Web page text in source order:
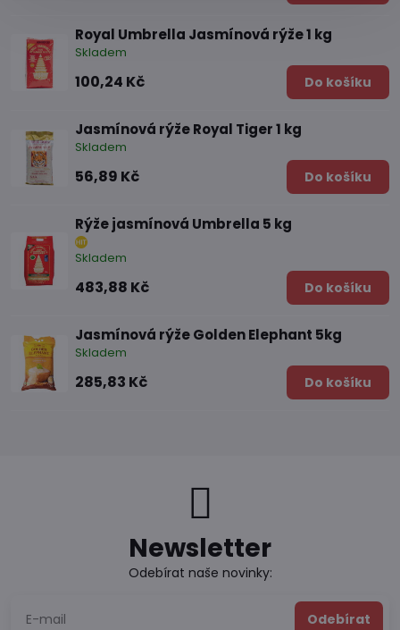
Royal Umbrella Jasmínová rýže 1 kg
Skladem
100,24 Kč Do košíku
Jasmínová rýže Royal Tiger 1 kg
Skladem
56,89 Kč Do košíku
Rýže jasmínová Umbrella 5 kg
Skladem
483,88 Kč Do košíku
Jasmínová rýže Golden Elephant 5kg
Skladem
285,83 Kč Do košíku
Newsletter
Odebírat naše novinky:
Odebírat